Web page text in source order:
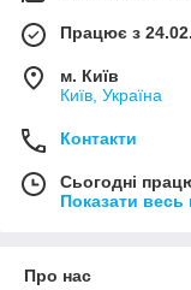
Працює з
м. Київ
Київ, Україна
Контакти
Сьогодні
Показати весь
Про нас